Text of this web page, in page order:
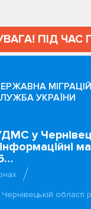
ПІД ЧАС
УКРАЇНИ
у